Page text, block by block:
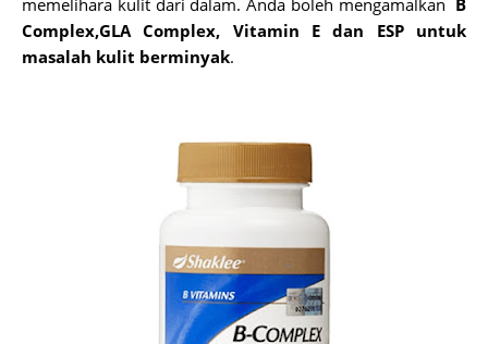
memelihara kulit dari dalam. Anda boleh mengamalkan B
Complex,GLA Complex, Vitamin E dan ESP untuk
masalah kulit berminyak.